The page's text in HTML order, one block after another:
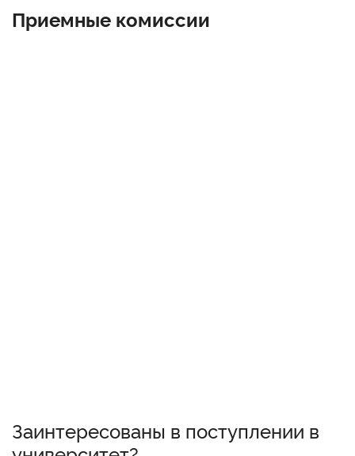
Приемные комиссии
Заинтересованы в поступлении в